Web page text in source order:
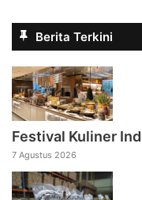
Berita Terkini
Festival Kuliner
7 Agustus 2026